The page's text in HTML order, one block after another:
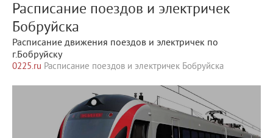
Расписание поездов и электричек
Бобруйска
Расписание движения поездов и электричек по
г.Бобруйску
0225.ru Расписание поездов и электричек Бобруйска